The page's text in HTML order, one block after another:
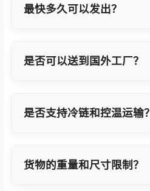
最快多久可以发出？
是否可以送到国外工厂？
是否支持冷链和控温运输？
货物的重量和尺寸限制？